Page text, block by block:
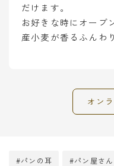
だけます。
お好きな時にオーブ
産小麦が香るふんわ
オン
#パンの耳 #パン屋さん